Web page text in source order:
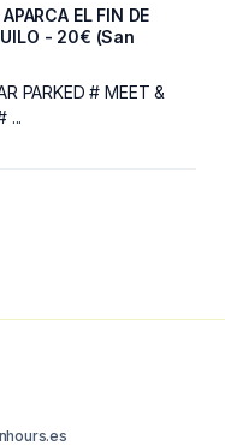
EL FIN DE
- 20€ (San
PARKED # MEET &
...